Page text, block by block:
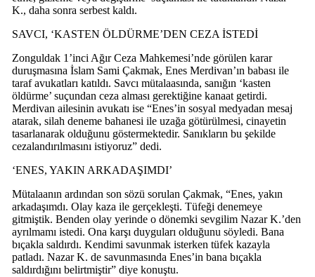
K., daha sonra serbest kaldı.
SAVCI, ‘KASTEN ÖLDÜRME’DEN CEZA İSTEDİ
Zonguldak 1’inci Ağır Ceza Mahkemesi’nde görülen karar
duruşmasına İslam Sami Çakmak, Enes Merdivan’ın babası ile
taraf avukatları katıldı. Savcı mütalaasında, sanığın ‘kasten
öldürme’ suçundan ceza alması gerektiğine kanaat getirdi.
Merdivan ailesinin avukatı ise “Enes’in sosyal medyadan mesaj
atarak, silah deneme bahanesi ile uzağa götürülmesi, cinayetin
tasarlanarak olduğunu göstermektedir. Sanıkların bu şekilde
cezalandırılmasını istiyoruz” dedi.
‘ENES, YAKIN ARKADAŞIMDI’
Mütalaanın ardından son sözü sorulan Çakmak, “Enes, yakın
arkadaşımdı. Olay kaza ile gerçekleşti. Tüfeği denemeye
gitmiştik. Benden olay yerinde o dönemki sevgilim Nazar K.’den
ayrılmamı istedi. Ona karşı duyguları olduğunu söyledi. Bana
bıçakla saldırdı. Kendimi savunmak isterken tüfek kazayla
patladı. Nazar K. de savunmasında Enes’in bana bıçakla
saldırdığını belirtmiştir” diye konuştu.